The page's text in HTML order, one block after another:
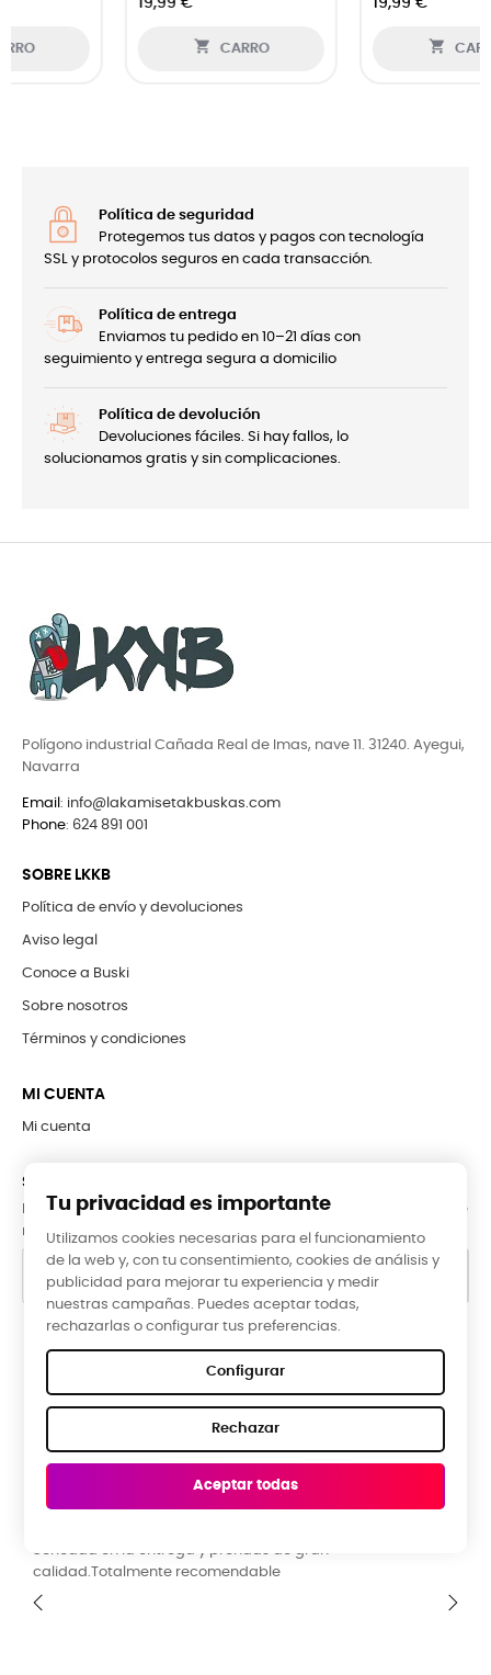
Política de seguridad
Protegemos tus datos y pagos con tecnología
SSL y protocolos seguros en cada transacción.
Política de entrega
Enviamos tu pedido en 10–21 días con
seguimiento y entrega segura a domicilio
Política de devolución
Devoluciones fáciles. Si hay fallos, lo
solucionamos gratis y sin complicaciones.
Polígono industrial Cañada Real de Imas, nave 11. 31240. Ayegui,
Navarra
Email : info@lakamisetakbuskas.com
Phone: 624 891 001
SOBRE LKKB
Política de envío y devoluciones
Aviso legal
Conoce a Buski
Sobre nosotros
Términos y condiciones
MI CUENTA
Mi cuenta
SUBCRÍBETE A LA NEWSLETTER
Puede darse de baja en cualquier momento. Para ello, consulte
nuestra información de contacto en el aviso legal.
Google Reviews
★★★★★
Raquel Campos, hace 3 meses
La tienda ideal para una ropa diferente y original. Buena
calidad y precio. Guia de tallas perfecta. Ideal para
familia. Muchísimos diseños y colores para escoger.
Tu privacidad es importante
Utilizamos cookies necesarias para el funcionamiento
de la web y, con tu consentimiento, cookies de análisis y
publicidad para mejorar tu experiencia y medir
nuestras campañas. Puedes aceptar todas,
rechazarlas o configurar tus preferencias.
Configurar
Rechazar
Aceptar todas